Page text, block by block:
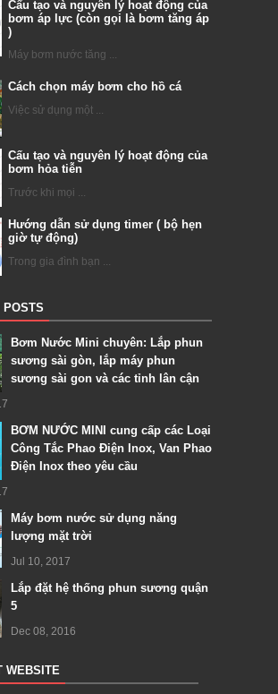
Cấu tạo và nguyên lý hoạt động của
bơm áp lực (còn gọi là bơm tăng áp
)
Máy bơm nước tăng ...
Cách chọn máy bơm cho hồ cá
Việc sử dụng một ...
Cấu tạo và nguyên lý hoạt động của
bơm hỏa tiễn
Trước khi mọi ...
Hướng dẫn sử dụng timer ( bộ hẹn
giờ tự động)
Trong gia đình bạn ...
POSTS
Bơm Nước Mini chuyên: Lắp phun
sương sài gòn, lắp máy phun
sương sài gon và các tỉnh lân cận
BƠM NƯỚC MINI cung cấp các Loại
Công Tắc Phao Điện Inox, Van Phao
Điện Inox theo yêu cầu
Máy bơm nước sử dụng năng
lượng mặt trời
Jul 10, 2017
Lắp đặt hệ thống phun sương quận
5
Dec 08, 2016
WEBSITE